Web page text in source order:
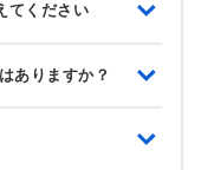
てください
ありますか？